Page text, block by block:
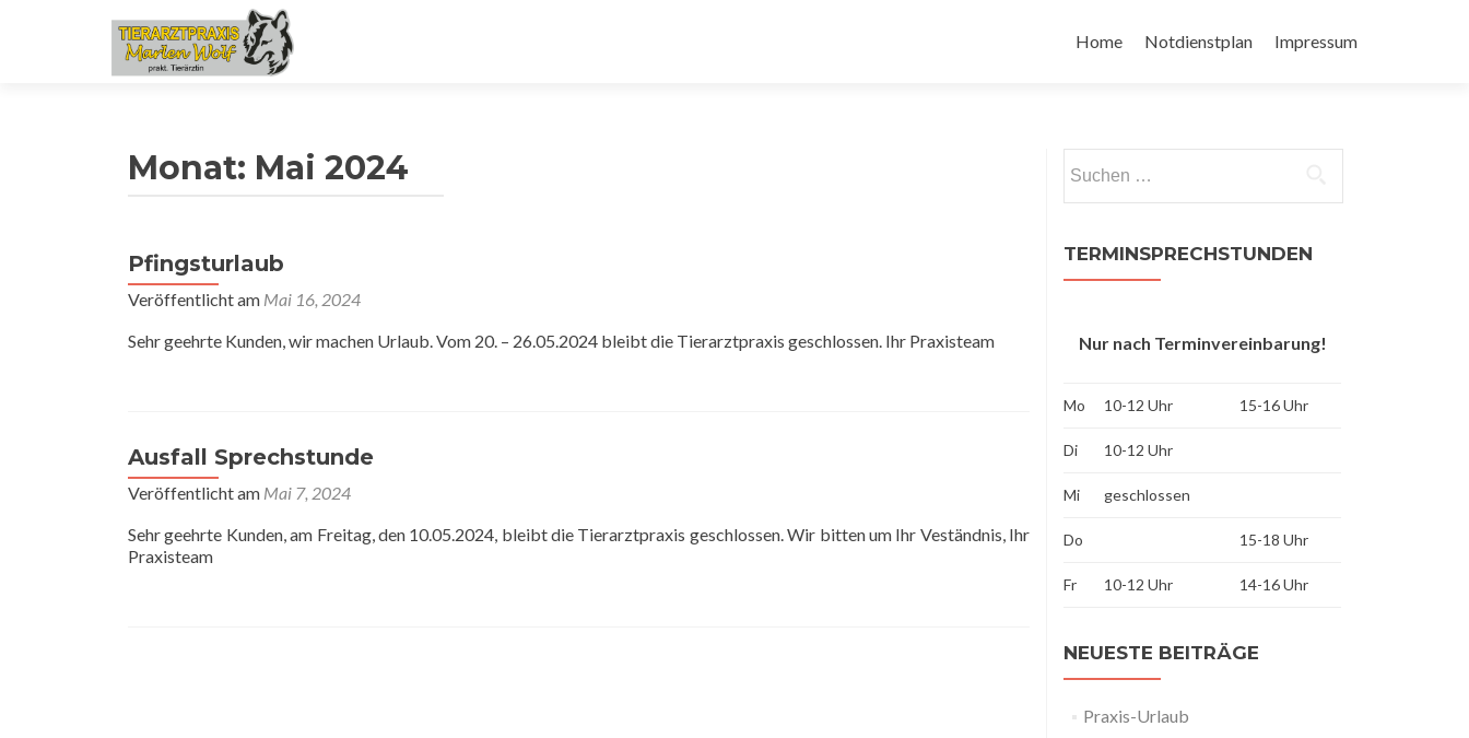
Inhalt
Home Notdienstplan Impressum
Monat: Mai 2024
Pfingsturlaub
Veröffentlicht am Mai 16, 2024
Sehr geehrte Kunden, wir machen Urlaub. Vom 20. – 26.05.2024 bleibt die Tierarztpraxis geschlossen. Ihr Praxisteam
Ausfall Sprechstunde
Veröffentlicht am Mai 7, 2024
Sehr geehrte Kunden, am Freitag, den 10.05.2024, bleibt die Tierarztpraxis geschlossen. Wir bitten um Ihr Veständnis, Ihr
Praxisteam
nach:
TERMINSPRECHSTUNDEN
Nur nach Terminvereinbarung!
Mo 10-12 Uhr 15-16 Uhr
Di 10-12 Uhr
Mi geschlossen
Do 15-18 Uhr
Fr 10-12 Uhr 14-16 Uhr
NEUESTE BEITRÄGE
Praxis-Urlaub